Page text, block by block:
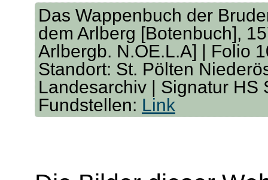
Das Wappenbuch der
dem Arlberg [Botenbuch],
Arlbergb. N.OE.L.A] | Folio
Standort: St. Pölten
Landesarchiv | Signatur HS
Fundstellen: Link